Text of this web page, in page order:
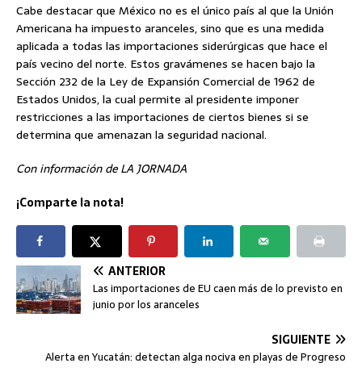
Cabe destacar que México no es el único país al que la Unión
Americana ha impuesto aranceles, sino que es una medida
aplicada a todas las importaciones siderúrgicas que hace el
país vecino del norte. Estos gravámenes se hacen bajo la
Sección 232 de la Ley de Expansión Comercial de 1962 de
Estados Unidos, la cual permite al presidente imponer
restricciones a las importaciones de ciertos bienes si se
determina que amenazan la seguridad nacional.
Con información de LA JORNADA
¡Comparte la nota!
ANTERIOR
Las importaciones de EU caen más de lo previsto en
junio por los aranceles
SIGUIENTE
Alerta en Yucatán: detectan alga nociva en playas de Progreso